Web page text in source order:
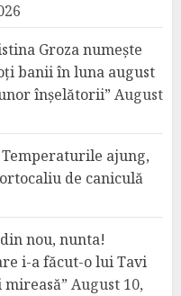
Groza numește
banii în luna august
înșelătorii” August
Temperaturile ajung,
de caniculă
nou, nunta!
i-a făcut-o lui Tavi
mireasă” August 10,